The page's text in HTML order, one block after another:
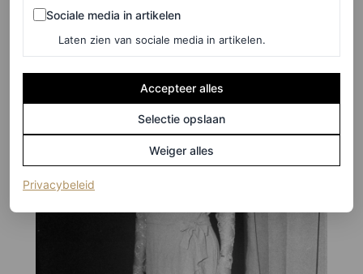
Sociale media in artikelen
Sociale media in artikelen
Laten zien van sociale media in artikelen.
Accepteer alles
Selectie opslaan
Weiger alles
Privacybeleid